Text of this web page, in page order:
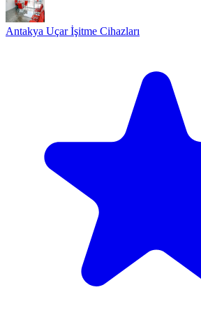
Antakya Uçar İşitme Cihazları